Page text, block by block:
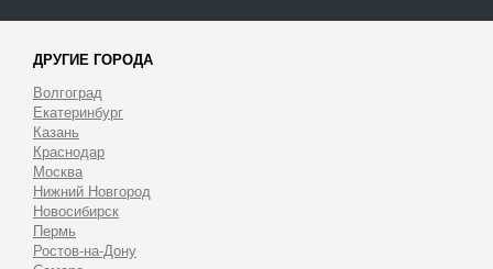
ДРУГИЕ ГОРОДА
Волгоград
Екатеринбург
Казань
Краснодар
Москва
Нижний Новгород
Новосибирск
Пермь
Ростов-на-Дону